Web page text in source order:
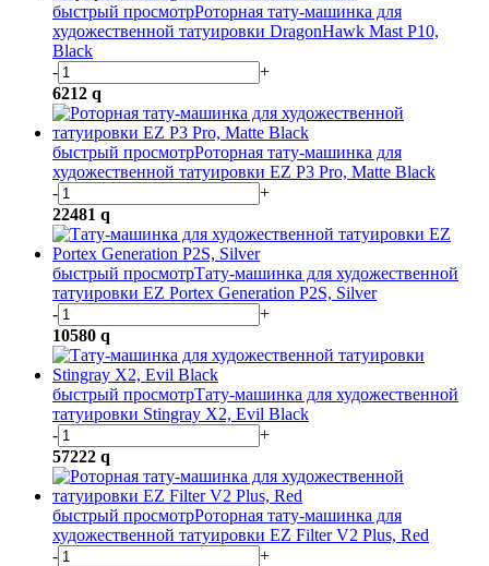
быстрый просмотрРоторная тату-машинка для
художественной татуировки DragonHawk Mast P10,
Black
-
+
6212 q
быстрый просмотрРоторная тату-машинка для
художественной татуировки EZ P3 Pro, Matte Black
-
+
22481 q
быстрый просмотрТату-машинка для художественной
татуировки EZ Portex Generation P2S, Silver
-
+
10580 q
быстрый просмотрТату-машинка для художественной
татуировки Stingray X2, Evil Black
-
+
57222 q
быстрый просмотрРоторная тату-машинка для
художественной татуировки EZ Filter V2 Plus, Red
-
+